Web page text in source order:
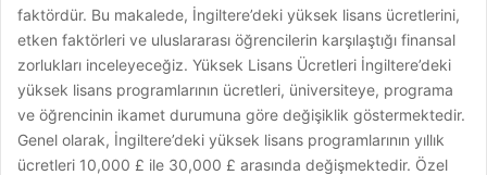
faktördür. Bu makalede, İngiltere’deki yüksek lisans ücretlerini,
etken faktörleri ve uluslararası öğrencilerin karşılaştığı finansal
zorlukları inceleyeceğiz. Yüksek Lisans Ücretleri İngiltere’deki
yüksek lisans programlarının ücretleri, üniversiteye, programa
ve öğrencinin ikamet durumuna göre değişiklik göstermektedir.
Genel olarak, İngiltere’deki yüksek lisans programlarının yıllık
ücretleri 10,000 £ ile 30,000 £ arasında değişmektedir. Özel